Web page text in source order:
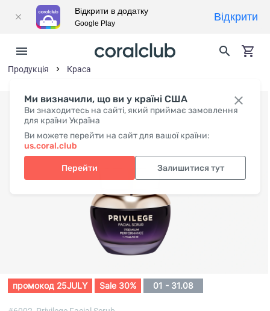
Ми визначили, що ви у країні США
Ви знаходитесь на сайті, який приймає замовлення
для країни Україна
Ви можете перейти на сайт для вашої країни:
us.coral.club
Перейти Залишитися тут
Продукція Краса
промокод 25JULY Sale 30% 01 - 31.08
Відкрити в додатку
Google Play
Відкрити